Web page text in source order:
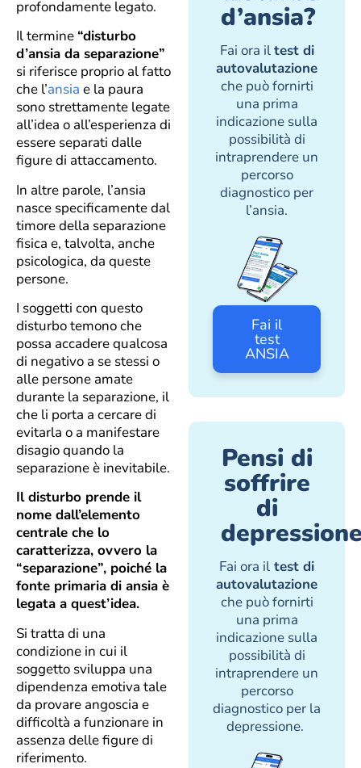
profondamente legato.
Il termine“disturbo
d’ansia da separazione”
si riferisce proprio al fatto
che l’ansia e la paura
sono strettamente legate
all’idea o all’esperienza di
essere separati dalle
figure di attaccamento.
In altre parole, l’ansia
nasce specificamente dal
timore della separazione
fisica e, talvolta, anche
psicologica, da queste
persone.
I soggetti con questo
disturbo temono che
possa accadere qualcosa
di negativo a se stessi o
alle persone amate
durante la separazione, il
che li porta a cercare di
evitarla o a manifestare
disagio quando la
separazione è inevitabile.
Il disturbo prende il
nome dall’elemento
centrale che lo
caratterizza, ovvero la
“separazione”, poiché la
fonte primaria di ansia è
legata a quest’idea.
Si tratta di una
condizione in cui il
soggetto sviluppa una
dipendenza emotiva tale
da provare angoscia e
difficoltà a funzionare in
assenza delle figure di
riferimento.
d’ansia?
Fai ora iltest di
autovalutazione
che può fornirti
una prima
indicazione sulla
possibilità di
intraprendere un
percorso
diagnostico per
l’ansia.
Fai il
test
ANSIA
Pensi di
soffrire
di
Fai ora il test di
autovalutazione
che può fornirti
una prima
indicazione sulla
possibilità di
intraprendere un
percorso
diagnostico per la
depressione.